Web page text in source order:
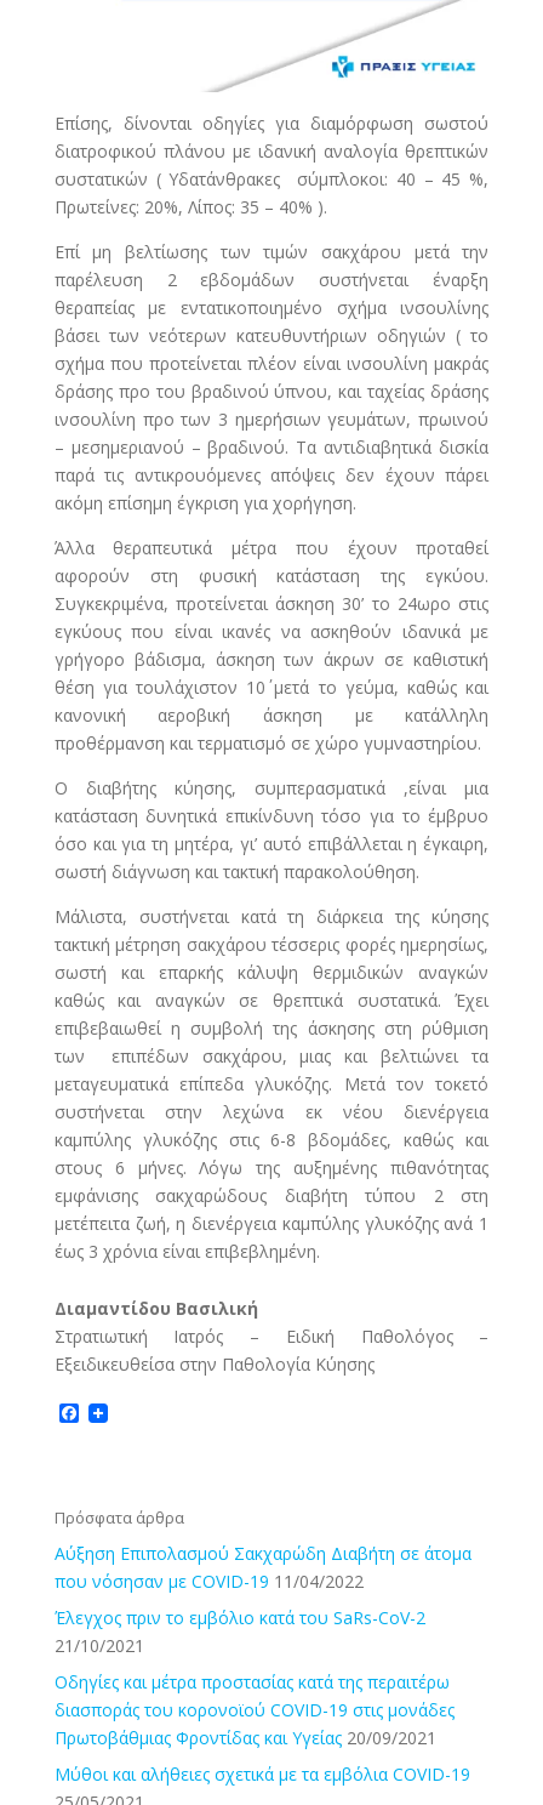
Επίσης, δίνονται οδηγίες για διαμόρφωση σωστού
διατροφικού πλάνου με ιδανική αναλογία θρεπτικών
συστατικών ( Υδατάνθρακες σύμπλοκοι: 40 – 45 %,
Πρωτείνες: 20%, Λίπος: 35 – 40% ).
Επί μη βελτίωσης των τιμών σακχάρου μετά την
παρέλευση 2 εβδομάδων συστήνεται έναρξη
θεραπείας με εντατικοποιημένο σχήμα ινσουλίνης
βάσει των νεότερων κατευθυντήριων οδηγιών ( το
σχήμα που προτείνεται πλέον είναι ινσουλίνη μακράς
δράσης προ του βραδινού ύπνου, και ταχείας δράσης
ινσουλίνη προ των 3 ημερήσιων γευμάτων, πρωινού
– μεσημεριανού – βραδινού. Τα αντιδιαβητικά δισκία
παρά τις αντικρουόμενες απόψεις δεν έχουν πάρει
ακόμη επίσημη έγκριση για χορήγηση.
Άλλα θεραπευτικά μέτρα που έχουν προταθεί
αφορούν στη φυσική κατάσταση της εγκύου.
Συγκεκριμένα, προτείνεται άσκηση 30’ το 24ωρο στις
εγκύους που είναι ικανές να ασκηθούν ιδανικά με
γρήγορο βάδισμα, άσκηση των άκρων σε καθιστική
θέση για τουλάχιστον 10΄ μετά το γεύμα, καθώς και
κανονική αεροβική άσκηση με κατάλληλη
προθέρμανση και τερματισμό σε χώρο γυμναστηρίου.
Ο διαβήτης κύησης, συμπερασματικά ,είναι μια
κατάσταση δυνητικά επικίνδυνη τόσο για το έμβρυο
όσο και για τη μητέρα, γι’ αυτό επιβάλλεται η έγκαιρη,
σωστή διάγνωση και τακτική παρακολούθηση.
Μάλιστα, συστήνεται κατά τη διάρκεια της κύησης
τακτική μέτρηση σακχάρου τέσσερις φορές ημερησίως,
σωστή και επαρκής κάλυψη θερμιδικών αναγκών
καθώς και αναγκών σε θρεπτικά συστατικά. Έχει
επιβεβαιωθεί η συμβολή της άσκησης στη ρύθμιση
των επιπέδων σακχάρου, μιας και βελτιώνει τα
μεταγευματικά επίπεδα γλυκόζης. Μετά τον τοκετό
συστήνεται στην λεχώνα εκ νέου διενέργεια
καμπύλης γλυκόζης στις 6-8 βδομάδες, καθώς και
στους 6 μήνες. Λόγω της αυξημένης πιθανότητας
εμφάνισης σακχαρώδους διαβήτη τύπου 2 στη
μετέπειτα ζωή, η διενέργεια καμπύλης γλυκόζης ανά 1
έως 3 χρόνια είναι επιβεβλημένη.
Διαμαντίδου Βασιλική
Στρατιωτική Ιατρός – Ειδική Παθολόγος –
Εξειδικευθείσα στην Παθολογία Κύησης
F
a
o
o
k
Πρόσφατα άρθρα
Αύξηση Επιπολασμού Σακχαρώδη Διαβήτη σε άτομα
που νόσησαν με COVID-19 11/04/2022
Έλεγχος πριν το εμβόλιο κατά του SaRs-CoV-2
21/10/2021
Οδηγίες και μέτρα προστασίας κατά της περαιτέρω
διασποράς του κορονοϊού COVID-19 στις μονάδες
Πρωτοβάθμιας Φροντίδας και Υγείας 20/09/2021
Μύθοι και αλήθειες σχετικά με τα εμβόλια COVID-19